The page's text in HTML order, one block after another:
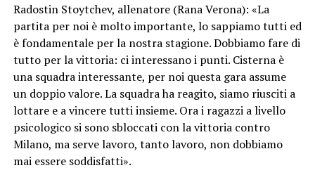
Radostin Stoytchev, allenatore (Rana Verona): «La
partita per noi è molto importante, lo sappiamo tutti ed
è fondamentale per la nostra stagione. Dobbiamo fare di
tutto per la vittoria: ci interessano i punti. Cisterna è
una squadra interessante, per noi questa gara assume
un doppio valore. La squadra ha reagito, siamo riusciti a
lottare e a vincere tutti insieme. Ora i ragazzi a livello
psicologico si sono sbloccati con la vittoria contro
Milano, ma serve lavoro, tanto lavoro, non dobbiamo
mai essere soddisfatti».